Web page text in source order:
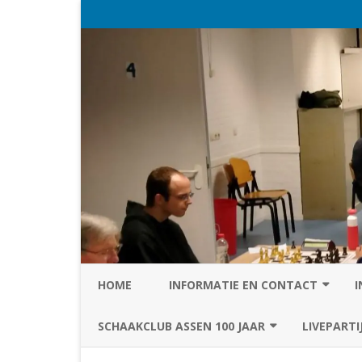
HOME INFORMATIE EN CONTACT
PRIVACY STATEMENT VAN SC
SCHAAKCLUB ASSEN 100 JAAR